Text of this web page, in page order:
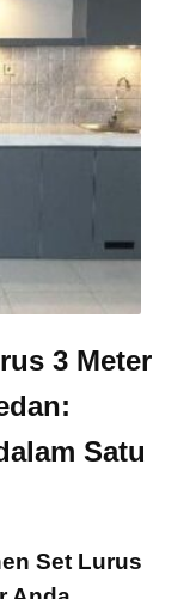
3 Meter
Satu
Set Lurus